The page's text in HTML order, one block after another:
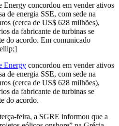
Energy concordou em vender ativos
de energia SSE, com sede na
(cerca de US$ 628 milhões),
da fabricante de turbinas se
do acordo. Em comunicado
Energy concordou em vender ativos
de energia SSE, com sede na
(cerca de US$ 628 milhões),
da fabricante de turbinas se
do acordo.
feira, a SGRE informou que a